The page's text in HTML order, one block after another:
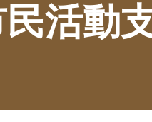
活動